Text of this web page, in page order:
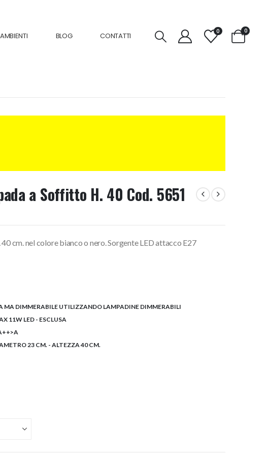
AMBIENTI BLOG CONTATTI
0 0
a Soffitto H. 40 Cod. 5651
cm. nel colore bianco o nero. Sorgente LED attacco E27
MA DIMMERABILE UTILIZZANDO LAMPADINE DIMMERABILI
11W LED - ESCLUSA
23 CM. - ALTEZZA 40 CM.